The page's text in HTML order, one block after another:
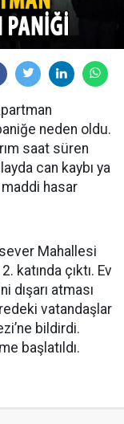
neden oldu.
saat süren
can kaybı ya
hasar
Mahallesi
katında çıktı. Ev
dışarı atması
vatandaşlar
bildirdi.
başlatıldı.